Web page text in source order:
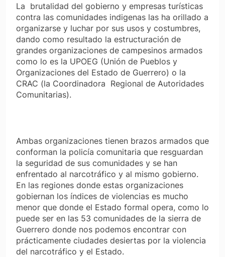
La brutalidad del gobierno y empresas turísticas
contra las comunidades indigenas las ha orillado a
organizarse y luchar por sus usos y costumbres,
dando como resultado la estructuración de
grandes organizaciones de campesinos armados
como lo es la UPOEG (Unión de Pueblos y
Organizaciones del Estado de Guerrero) o la
CRAC (la Coordinadora Regional de Autoridades
Comunitarias).
Ambas organizaciones tienen brazos armados que
conforman la policía comunitaria que resguardan
la seguridad de sus comunidades y se han
enfrentado al narcotráfico y al mismo gobierno.
En las regiones donde estas organizaciones
gobiernan los índices de violencias es mucho
menor que donde el Estado formal opera, como lo
puede ser en las 53 comunidades de la sierra de
Guerrero donde nos podemos encontrar con
prácticamente ciudades desiertas por la violencia
del narcotráfico y el Estado.